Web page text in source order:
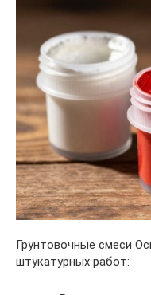
Грунтовочные смеси
штукатурных работ: